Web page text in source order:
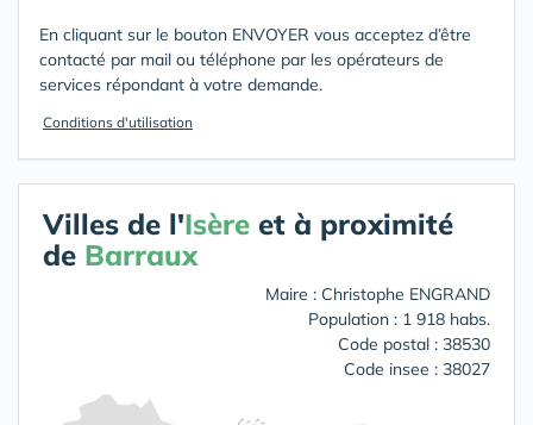
En cliquant sur le bouton ENVOYER vous acceptez d’être
contacté par mail ou téléphone par les opérateurs de
services répondant à votre demande.
Conditions d'utilisation
Villes de l'Isère et à proximité
de Barraux
Maire : Christophe ENGRAND
Population : 1 918 habs.
Code postal : 38530
Code insee : 38027